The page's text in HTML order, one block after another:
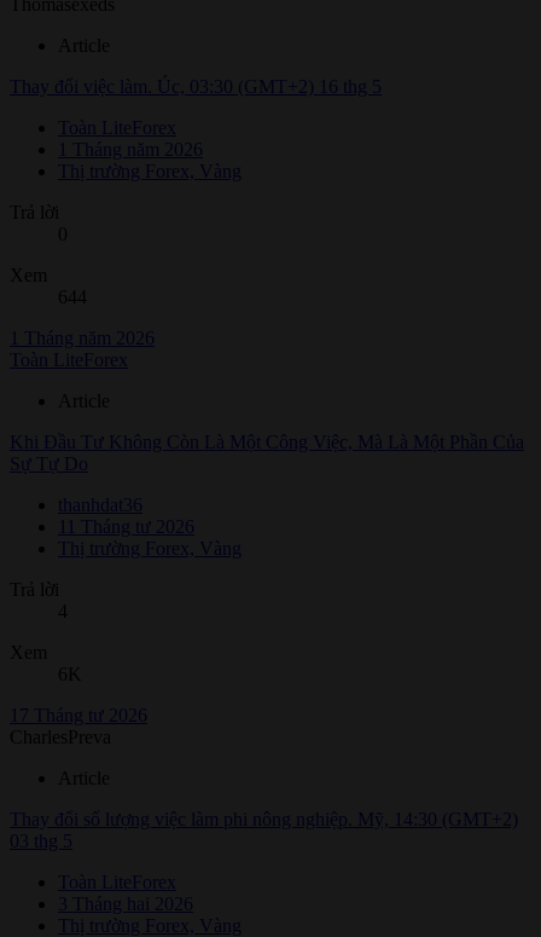
Article
Thay đổi việc làm. Úc, 03:30 (GMT+2) 16 thg 5
Toàn LiteForex
1 Tháng năm 2026
Thị trường Forex, Vàng
Trả lời
0
Xem
644
1 Tháng năm 2026
Toàn LiteForex
Article
Khi Đầu Tư Không Còn Là Một Công Việc, Mà Là Một Phần Của
Sự Tự Do
thanhdat36
11 Tháng tư 2026
Thị trường Forex, Vàng
Trả lời
4
Xem
6K
17 Tháng tư 2026
CharlesPreva
Article
Thay đổi số lượng việc làm phi nông nghiệp. Mỹ, 14:30 (GMT+2)
03 thg 5
Toàn LiteForex
3 Tháng hai 2026
Thị trường Forex, Vàng